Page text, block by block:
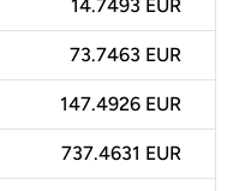
14.7493 EUR
73.7463 EUR
147.4926 EUR
737.4631 EUR